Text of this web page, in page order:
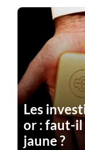
Les
or : faut-
jaune ?